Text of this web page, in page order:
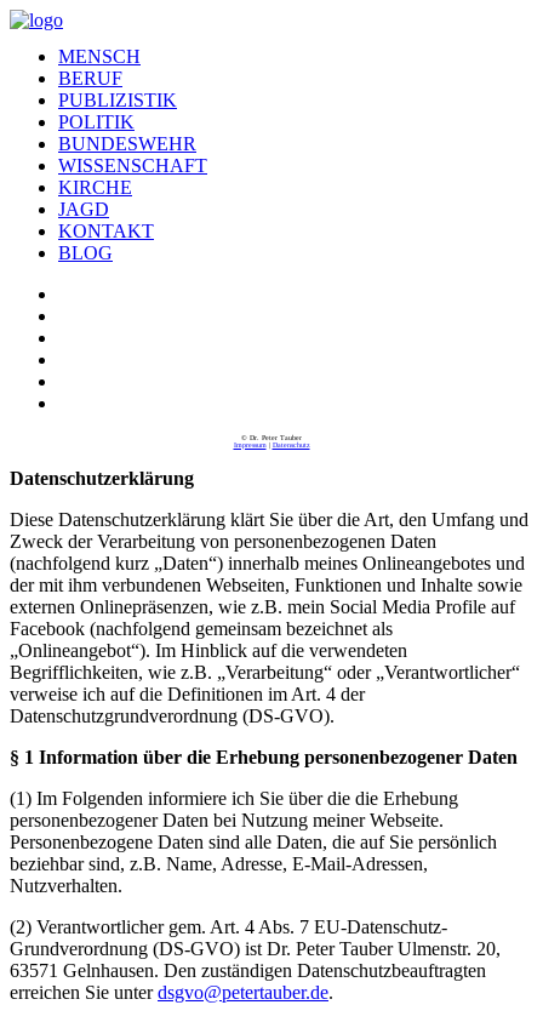
MENSCH
BERUF
PUBLIZISTIK
POLITIK
BUNDESWEHR
WISSENSCHAFT
KIRCHE
JAGD
KONTAKT
BLOG
© Dr. Peter Tauber
Impressum| Datenschutz
Datenschutzerklärung
Diese Datenschutzerklärung klärt Sie über die Art, den Umfang und
Zweck der Verarbeitung von personenbezogenen Daten
(nachfolgend kurz „Daten“) innerhalb meines Onlineangebotes und
der mit ihm verbundenen Webseiten, Funktionen und Inhalte sowie
externen Onlinepräsenzen, wie z.B. mein Social Media Profile auf
Facebook (nachfolgend gemeinsam bezeichnet als
„Onlineangebot“). Im Hinblick auf die verwendeten
Begrifflichkeiten, wie z.B. „Verarbeitung“ oder „Verantwortlicher“
verweise ich auf die Definitionen im Art. 4 der
Datenschutzgrundverordnung (DS-GVO).
§ 1 Information über die Erhebung personenbezogener Daten
(1) Im Folgenden informiere ich Sie über die die Erhebung
personenbezogener Daten bei Nutzung meiner Webseite.
Personenbezogene Daten sind alle Daten, die auf Sie persönlich
beziehbar sind, z.B. Name, Adresse, E-Mail-Adressen,
Nutzverhalten.
(2) Verantwortlicher gem. Art. 4 Abs. 7 EU-Datenschutz-
Grundverordnung (DS-GVO) ist Dr. Peter Tauber Ulmenstr. 20,
63571 Gelnhausen. Den zuständigen Datenschutzbeauftragten
erreichen Sie unterdsgvo@petertauber.de.